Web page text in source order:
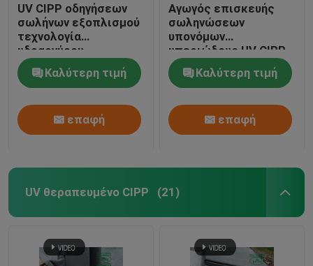
UV CIPP οδηγήσεων
σωλήνων εξοπλισμού
τεχνολογία
υδραργύρου
συστημάτων
Trenchless πυρήνων
θεραπείας ελαφριά
διπλή
Καλύτερη τιμή
επαφή
Αγωγός επισκευής
σωληνώσεων
υπονόμων
υπεριώδους UV CIPP
εξοπλισμού υπόγειος
Καλύτερη τιμή
επαφή
UV θεραπευμένο CIPP (21)